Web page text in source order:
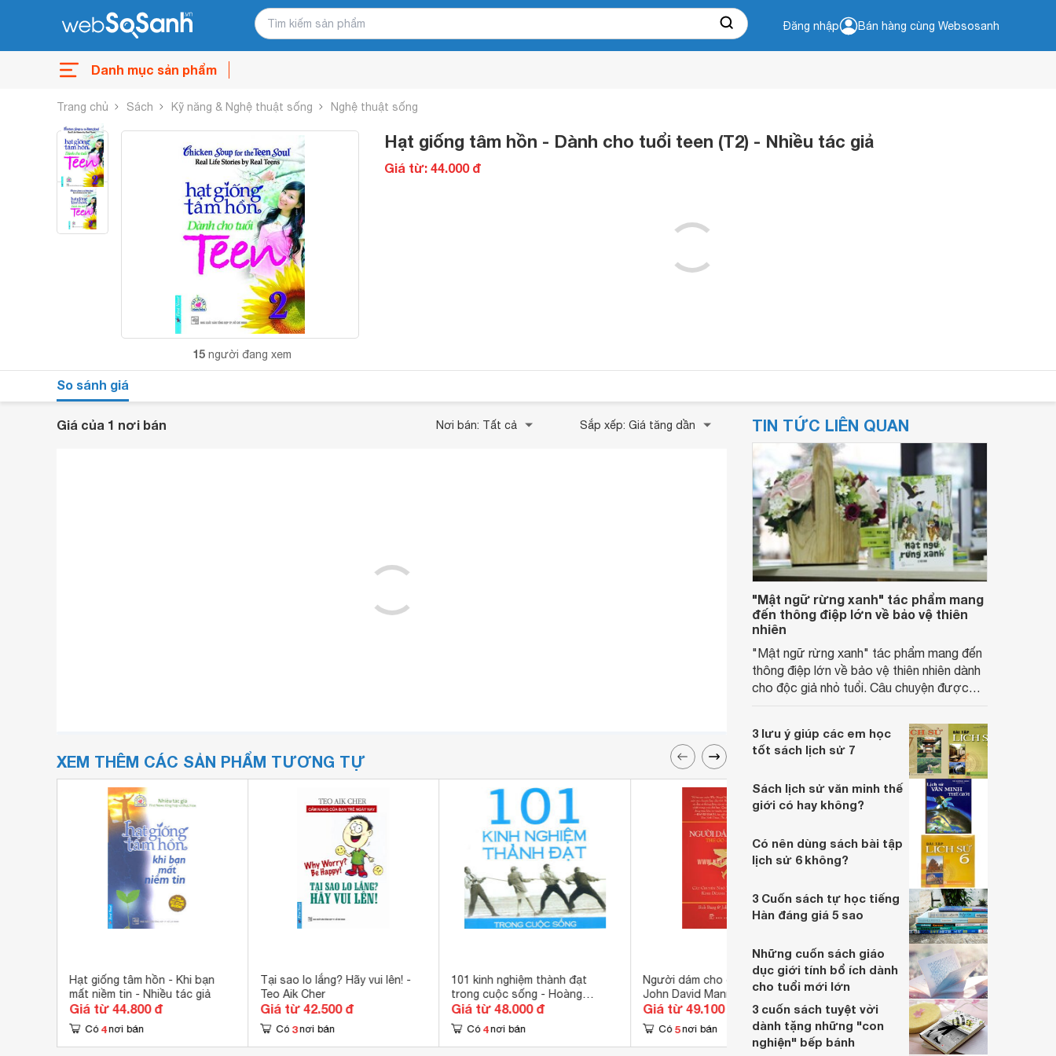
Đăng nhập Bán hàng cùng Websosanh
Danh mục sản phẩm
Trang chủ Sách Kỹ năng & Nghệ thuật sống Nghệ thuật sống
15 người đang xem
Hạt giống tâm hồn - Dành cho tuổi teen (T2) - Nhiều tác giả
Giá từ: 44.000 đ
So sánh giá
Giá của 1 nơi bán Nơi bán: Tất cả Sắp xếp: Giá tăng dần
XEM THÊM CÁC SẢN PHẨM TƯƠNG TỰ
Hạt giống tâm hồn - Khi bạn
mất niềm tin - Nhiều tác giả
Giá từ 44.800 đ
Có 4 nơi bán
Tại sao lo lắng? Hãy vui lên! -
Teo Aik Cher
Giá từ 42.500 đ
Có 3 nơi bán
101 kinh nghiệm thành đạt
trong cuộc sống - Hoàng
Thanh
Giá từ 48.000 đ
Có 4 nơi bán
Người dám cho đi - Bob Burg &
John David Mann
Giá từ 49.100 đ
Có 5 nơi bán
Sống đẹp mỗi ngày - Những bài
học vô giá: Cây nào quả đó
Giá từ 44.100 đ
Có 2 nơi bán
TIN TỨC LIÊN QUAN
"Mật ngữ rừng xanh" tác phẩm mang
đến thông điệp lớn về bảo vệ thiên
nhiên
"Mật ngữ rừng xanh" tác phẩm mang đến
thông điệp lớn về bảo vệ thiên nhiên dành
cho độc giả nhỏ tuổi. Câu chuyện được
3 lưu ý giúp các em học
tốt sách lịch sử 7
Sách lịch sử văn minh thế
giới có hay không?
Có nên dùng sách bài tập
lịch sử 6 không?
3 Cuốn sách tự học tiếng
Hàn đáng giá 5 sao
Những cuốn sách giáo
dục giới tính bổ ích dành
cho tuổi mới lớn
3 cuốn sách tuyệt vời
dành tặng những "con
nghiện" bếp bánh